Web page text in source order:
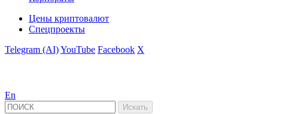
Цены криптовалют
Спецпроекты
Telegram (AI)YouTube Facebook X
En